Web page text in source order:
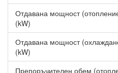
Допълнително предимство е
за автоматично почистване на
вътрешното, така и на
четири етапа на
на изпарителя при
Отдавана мощност
(kW)
Отдавана мощност
(kW)
Препоръчителен обем